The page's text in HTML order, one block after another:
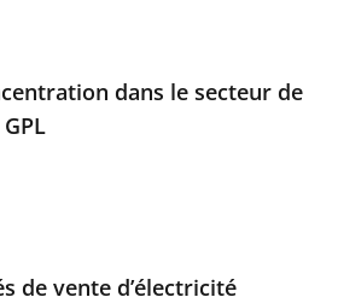
dans le secteur de
de vente d’électricité